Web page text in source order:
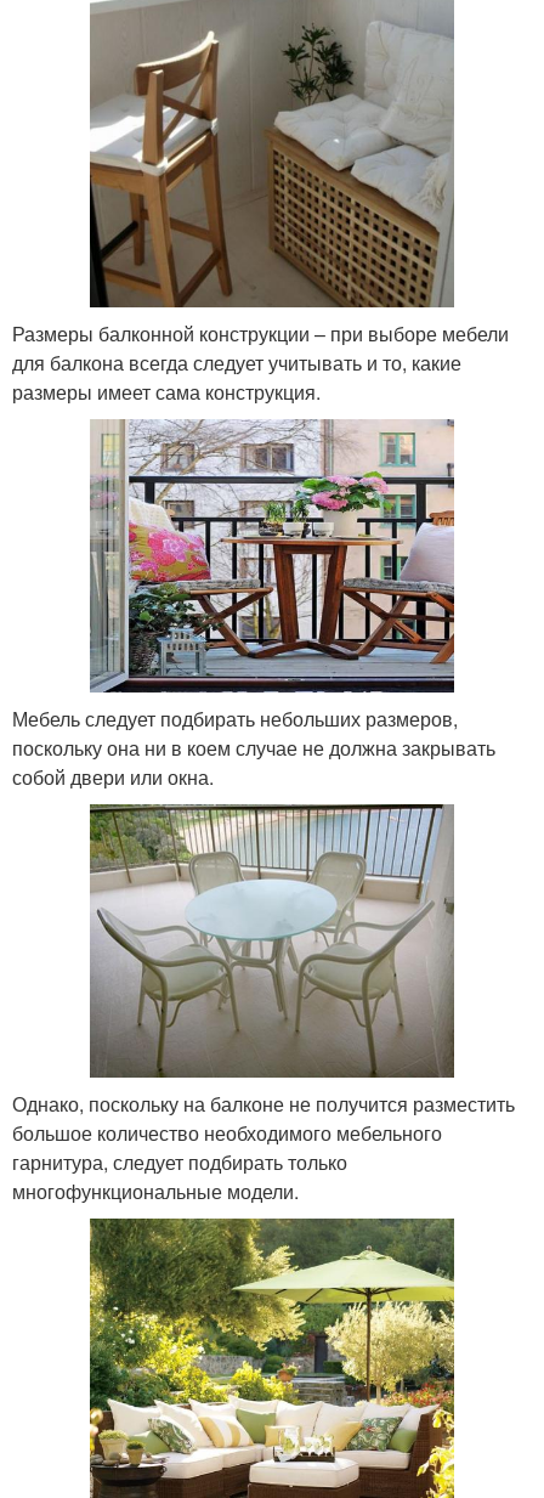
Размеры балконной конструкции – при выборе мебели
для балкона всегда следует учитывать и то, какие
размеры имеет сама конструкция.
Мебель следует подбирать небольших размеров,
поскольку она ни в коем случае не должна закрывать
собой двери или окна.
Однако, поскольку на балконе не получится разместить
большое количество необходимого мебельного
гарнитура, следует подбирать только
многофункциональные модели.